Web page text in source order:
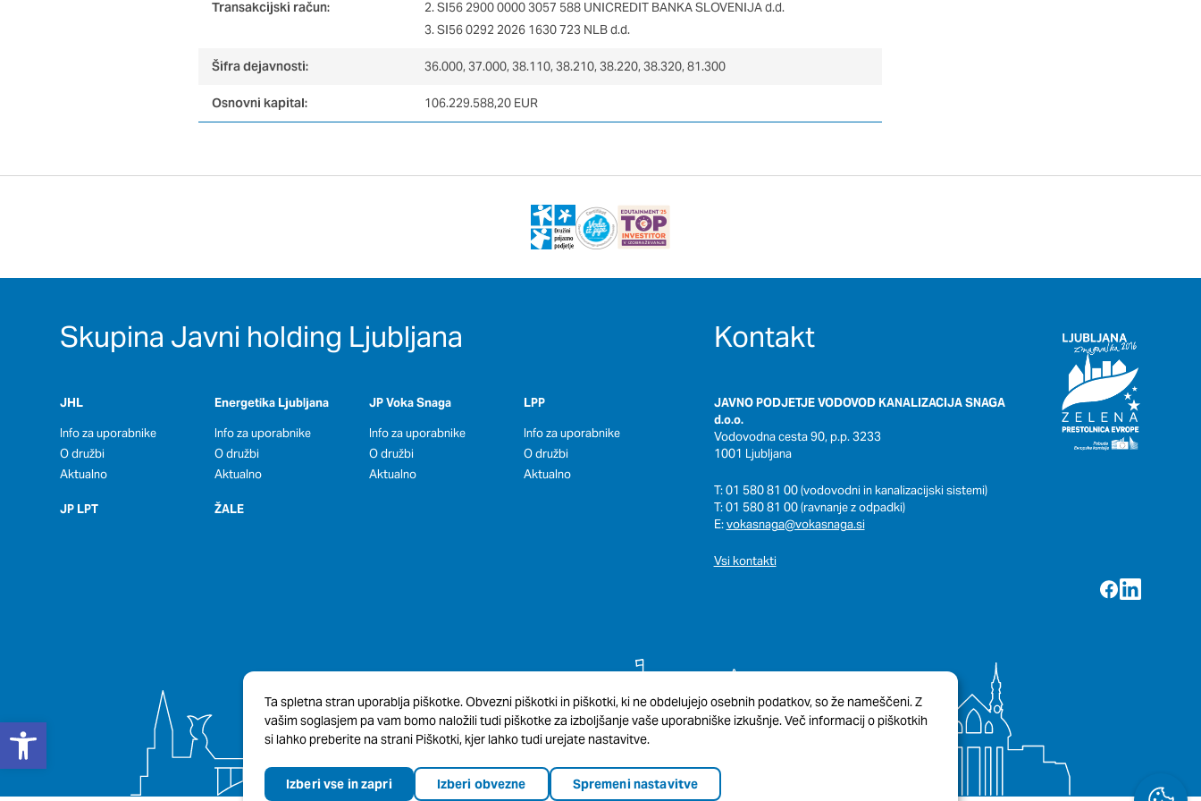
Transakcijski račun:
2. SI56 2900 0000 3057 588 UNICREDIT BANKA SLOVENIJA d.d.
3. SI56 0292 2026 1630 723 NLB d.d.
Šifra dejavnosti: 36.000, 37.000, 38.110, 38.210, 38.220, 38.320, 81.300
Osnovni kapital: 106.229.588,20 EUR
Skupina Javni holding Ljubljana
JHL
Info za uporabnike
O družbi
Aktualno
Energetika Ljubljana
Info za uporabnike
O družbi
Aktualno
JP LPT ŽALE
JP Voka Snaga
Info za uporabnike
O družbi
Aktualno
LPP
Info za uporabnike
O družbi
Aktualno
Kontakt
JAVNO PODJETJE VODOVOD KANALIZACIJA SNAGA
d.o.o.
Vodovodna cesta 90, p.p. 3233
1001 Ljubljana
T: 01 580 81 00 (vodovodni in kanalizacijski sistemi)
T: 01 580 81 00 (ravnanje z odpadki)
E:vokasnaga@vokasnaga.si
Vsi kontakti
Ta spletna stran uporablja piškotke. Obvezni piškotki in piškotki, ki ne obdelujejo osebnih podatkov, so že nameščeni. Z
vašim soglasjem pa vam bomo naložili tudi piškotke za izboljšanje vaše uporabniške izkušnje. Več informacij o piškotkih
si lahko preberite na strani Piškotki, kjer lahko tudi urejate nastavitve.
Izberi vse in zapri Izberi obvezne Spremeni nastavitve
Potrdi moje izbire
Open toolbar